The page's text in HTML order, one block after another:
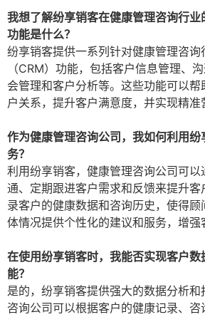
我想了解纷享销客在健康管理咨询行
功能是什么？
纷享销客提供一系列针对健康管理咨询
（CRM）功能，包括客户信息管理、
会管理和客户分析等。这些功能可以
户关系，提升客户满意度，并实现精准
作为健康管理咨询公司，我如何利用
务？
利用纷享销客，健康管理咨询公司可以
通、定期跟进客户需求和反馈来提升
录客户的健康数据和咨询历史，使得
体情况提供个性化的建议和服务，增强
在使用纷享销客时，我能否实现客户
能？
是的，纷享销客提供强大的数据分析
咨询公司可以根据客户的健康记录、